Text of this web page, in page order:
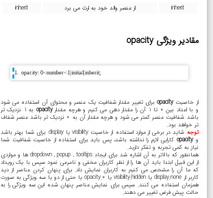
inherit
از عنصر والد خود به ارث می برد inherit
مقادیر ویژگی opacity
opacity: 0<number<1|initial|inherit;
از خاصیت opacityبرای تغییر مقدار شفافیت یک عنصر و محتوای آن استفاده می شود
و با اعداد بین 0 تا 1 آن را مقدار دهی می کنیم و هرچه مقدار
opacity
به 1 نزدیک تر
باشد شفافیت عنصر کمتر می شود و هرچه مقدار آن به 0 نزدیک تر باشد عنصر شفاف
تر خواهد بود.
توجه
شاید در برخی از موارد استفاده از خاصیت visibility یا display برای شما بهتر باشد
وopacity کارایی لازم را نداشته باشد، پس باید برای استفاده از خاصیت شفافیت شما
نیاز به کمی تجربه و تفکر دارید.
همانطور که بالاتر به آن اشاره شد برای ایجاد dropdown , popup , tooltips ها و مواردی
از این قبیل ابتدا باید آن ها را از نظر کاربران مخفی و نامرعی نمود سپس با یک رویداد
که ما آن را مشخص می کنیم به کاربران نمایش داد. برای پنهان کردن عناصر از دید
کاربر از display:none یا visibility:hidden یا opacity:0 یا حتی از دو یا سه ویژگی به صورت
همزمان استفاده می کنند. سپس برای نمایش عناصر پنهان شده این سه ویژگی را به
حالت پیش فرض تغییر می دهند.